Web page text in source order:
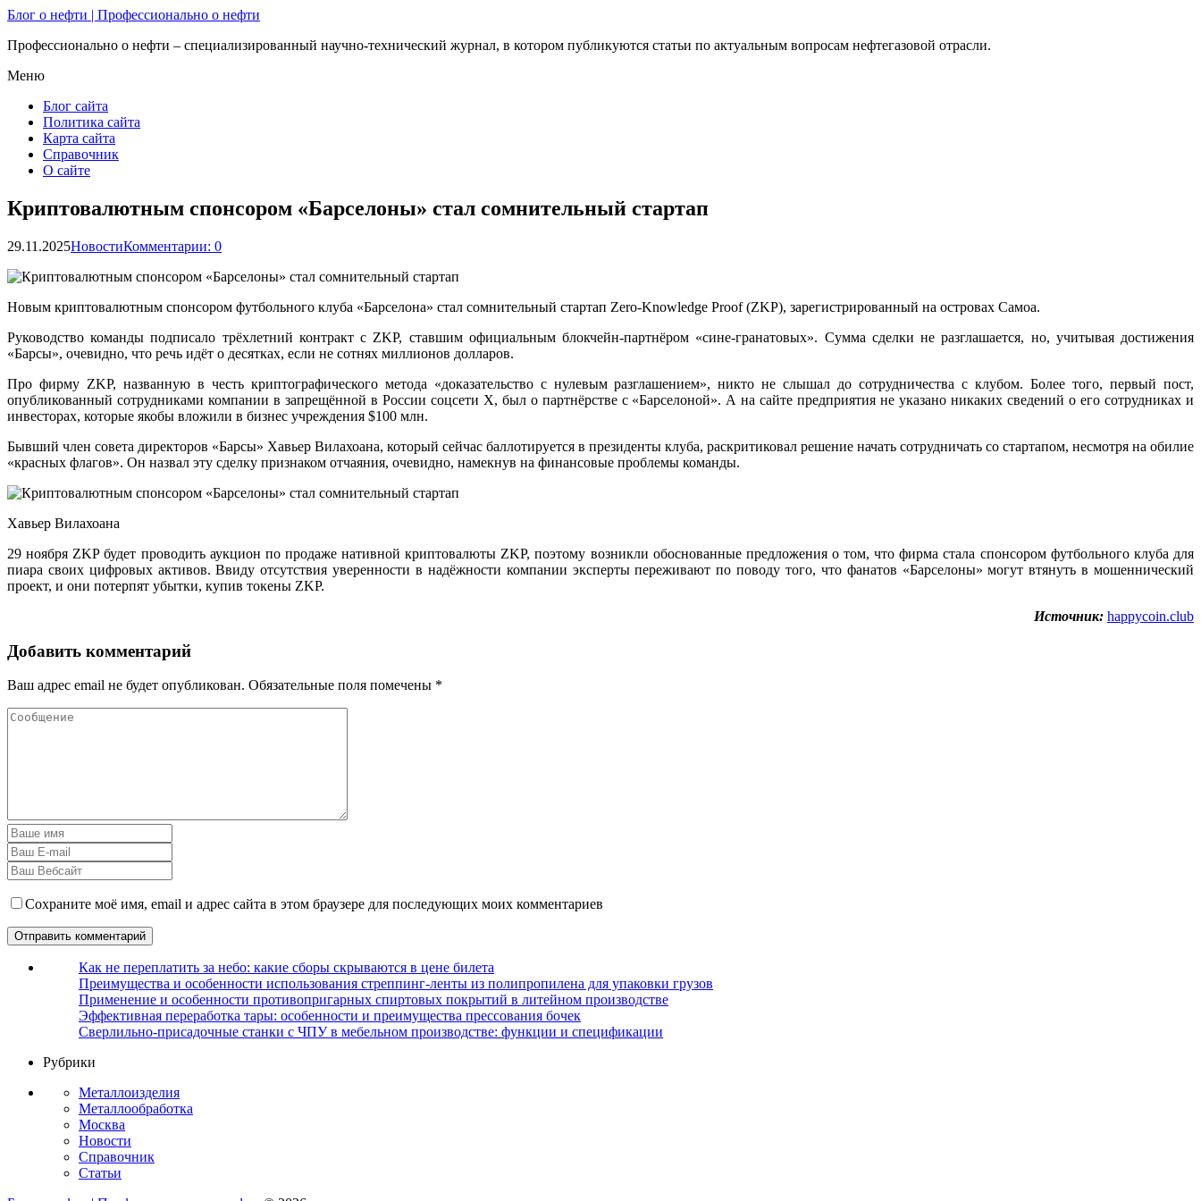
Блог о нефти | Профессионально о нефти
Профессионально о нефти – специализированный научно-технический журнал, в котором публикуются статьи по актуальным вопросам нефтегазовой отрасли.
Меню
Блог сайта
Политика сайта
Карта сайта
Справочник
О сайте
Криптовалютным спонсором «Барселоны» стал сомнительный стартап
29.11.2025НовостиКомментарии: 0
Новым криптовалютным спонсором футбольного клуба «Барселона» стал сомнительный стартап Zero-Knowledge Proof (ZKP), зарегистрированный на островах Самоа.
Руководство команды подписало трёхлетний контракт с ZKP, ставшим официальным блокчейн-партнёром «сине-гранатовых». Сумма сделки не разглашается, но, учитывая достижения
«Барсы», очевидно, что речь идёт о десятках, если не сотнях миллионов долларов.
Про фирму ZKP, названную в честь криптографического метода «доказательство с нулевым разглашением», никто не слышал до сотрудничества с клубом. Более того, первый пост,
опубликованный сотрудниками компании в запрещённой в России соцсети X, был о партнёрстве с «Барселоной». А на сайте предприятия не указано никаких сведений о его сотрудниках и
инвесторах, которые якобы вложили в бизнес учреждения $100 млн.
Бывший член совета директоров «Барсы» Хавьер Вилахоана, который сейчас баллотируется в президенты клуба, раскритиковал решение начать сотрудничать со стартапом, несмотря на обилие
«красных флагов». Он назвал эту сделку признаком отчаяния, очевидно, намекнув на финансовые проблемы команды.
Хавьер Вилахоана
29 ноября ZKP будет проводить аукцион по продаже нативной криптовалюты ZKP, поэтому возникли обоснованные предложения о том, что фирма стала спонсором футбольного клуба для
пиара своих цифровых активов. Ввиду отсутствия уверенности в надёжности компании эксперты переживают по поводу того, что фанатов «Барселоны» могут втянуть в мошеннический
проект, и они потерпят убытки, купив токены ZKP.
Источник: happycoin.club
Добавить комментарий
Ваш адрес email не будет опубликован. Обязательные поля помечены *
Сохраните моё имя, email и адрес сайта в этом браузере для последующих моих комментариев
Как не переплатить за небо: какие сборы скрываются в цене билета
Преимущества и особенности использования стреппинг-ленты из полипропилена для упаковки грузов
Применение и особенности противопригарных спиртовых покрытий в литейном производстве
Эффективная переработка тары: особенности и преимущества прессования бочек
Сверлильно-присадочные станки с ЧПУ в мебельном производстве: функции и спецификации
Рубрики
Металлоизделия
Металлообработка
Москва
Новости
Справочник
Статьи